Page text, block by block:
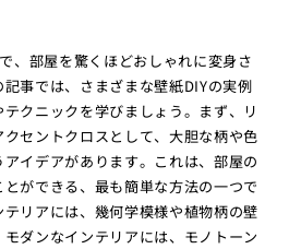
、部屋を驚くほどおしゃれに変身さ
事では、さまざまな壁紙DIYの実例
クニックを学びましょう。まず、リ
セントクロスとして、大胆な柄や色
イデアがあります。これは、部屋の
ができる、最も簡単な方法の一つで
リアには、幾何学模様や植物柄の壁
ダンなインテリアには、モノトーン